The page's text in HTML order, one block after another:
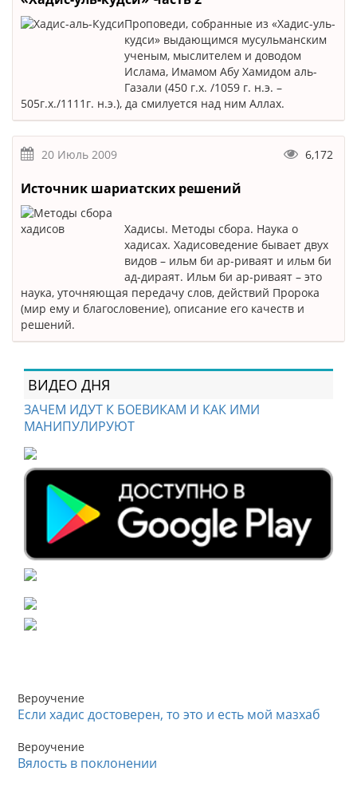
Проповеди, собранные из «Хадис-уль-
кудси» выдающимся мусульманским
ученым, мыслителем и доводом
Ислама, Имамом Абу Хамидом аль-
Газали (450 г.х. /1059 г. н.э. –
505г.х./1111г. н.э.), да смилуется над ним Аллах.
20 Июль 2009 6,172
Источник шариатских решений
Хадисы. Методы сбора. Наука о
хадисах. Хадисоведение бывает двух
видов – ильм би ар-риваят и ильм би
ад-дираят. Ильм би ар-риваят – это
наука, уточняющая передачу слов, действий Пророка
(мир ему и благословение), описание его качеств и
решений.
ВИДЕО ДНЯ
ЗАЧЕМ ИДУТ К БОЕВИКАМ И КАК ИМИ
МАНИПУЛИРУЮТ
Вероучение
Если хадис достоверен, то это и есть мой мазхаб
Вероучение
Вялость в поклонении